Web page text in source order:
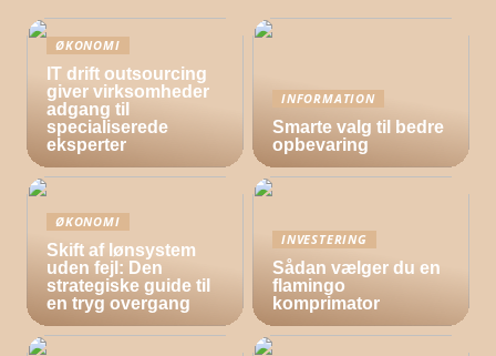
ØKONOMI
IT drift outsourcing
giver virksomheder
adgang til
specialiserede
eksperter
INFORMATION
Smarte valg til bedre
opbevaring
ØKONOMI
Skift af lønsystem
uden fejl: Den
strategiske guide til
en tryg overgang
INVESTERING
Sådan vælger du en
flamingo
komprimator